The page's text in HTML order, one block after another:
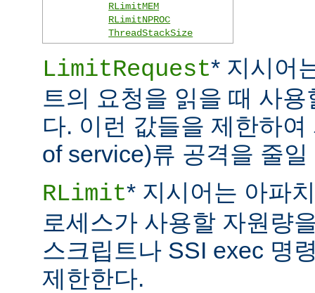
RLimitMEM
RLimitNPROC
ThreadStackSize
LimitRequest* 지시어
트의 요청을 읽을 때 사
다. 이런 값들을 제한하
of service)류 공격을 줄일
RLimit* 지시어는 아파
로세스가 사용할 자원량
스크립트나 SSI exec 명
제한한다.